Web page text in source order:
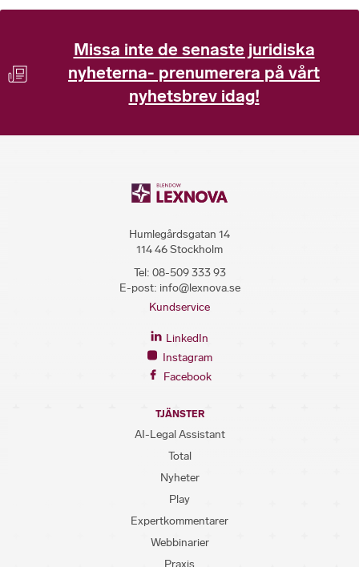
Missa inte de senaste juridiska
nyheterna- prenumerera på vårt
nyhetsbrev idag!
Humlegårdsgatan 14
114 46 Stockholm
Tel: 08-509 333 93
E-post: info@lexnova.se
Kundservice
LinkedIn
Instagram
Facebook
TJÄNSTER
AI-Legal Assistant
Total
Nyheter
Play
Expertkommentarer
Webbinarier
Praxis